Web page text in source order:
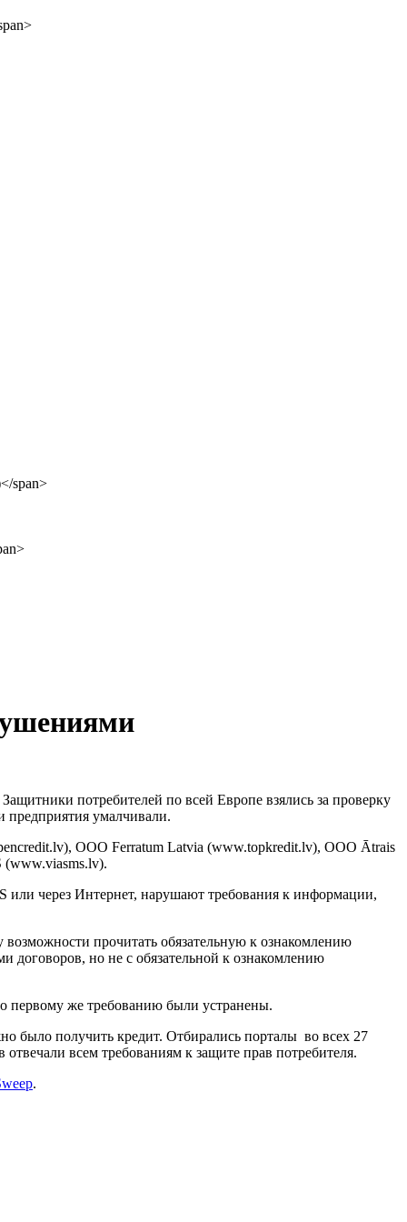
потребителей по всей Европе взялись за проверку
предприятия умалчивали.
ООО Ferratum Latvia (www.topkredit.lv), ООО Ātrais
или через Интернет, нарушают требования к информации,
прочитать обязательную к ознакомлению
но не с обязательной к ознакомлению
первому же требованию были устранены.
было получить кредит. Отбирались порталы во всех 27
всем требованиям к защите прав потребителя.
.